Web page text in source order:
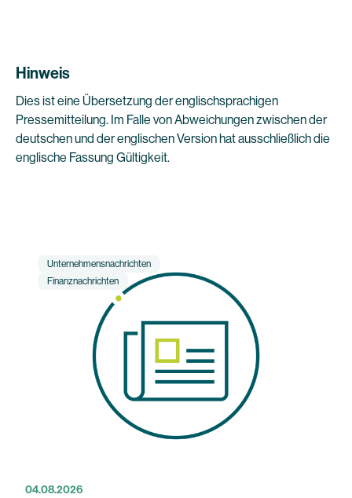
Hinweis
Dies ist eine Übersetzung der englischsprachigen
Pressemitteilung. Im Falle von Abweichungen zwischen der
deutschen und der englischen Version hat ausschließlich die
englische Fassung Gültigkeit.
Unternehmensnachrichten
Finanznachrichten
04.08.2026